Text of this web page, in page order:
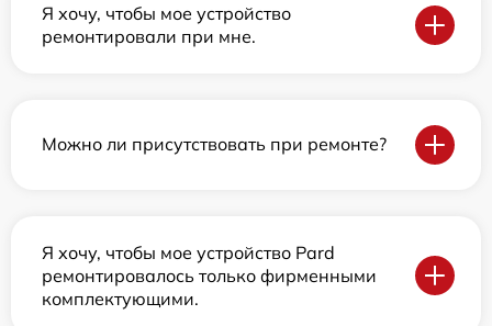
Я хочу, чтобы мое устройство
ремонтировали при мне.
Можно ли присутствовать при ремонте?
Я хочу, чтобы мое устройство Pard
ремонтировалось только фирменными
комплектующими.